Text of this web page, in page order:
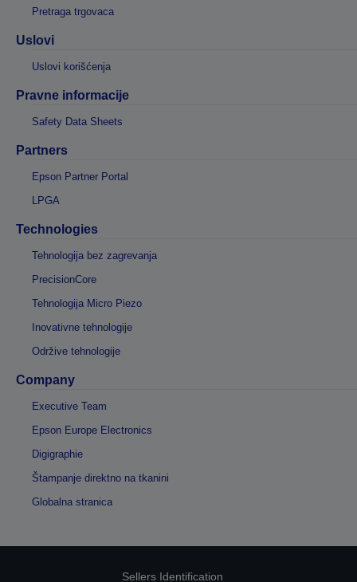
Pretraga trgovaca
Uslovi
Uslovi korišćenja
Pravne informacije
Safety Data Sheets
Partners
Epson Partner Portal
LPGA
Technologies
Tehnologija bez zagrevanja
PrecisionCore
Tehnologija Micro Piezo
Inovativne tehnologije
Održive tehnologije
Company
Executive Team
Epson Europe Electronics
Digigraphie
Štampanje direktno na tkanini
Globalna stranica
Sellers Identification